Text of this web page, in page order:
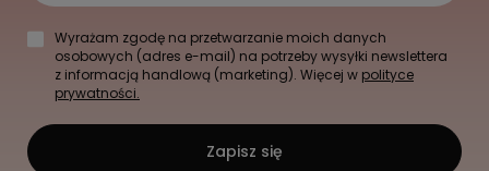
Wyrażam zgodę na przetwarzanie moich danych
osobowych (adres e-mail) na potrzeby wysyłki newslettera
z informacją handlową (marketing). Więcej w polityce
prywatności.
Zapisz się